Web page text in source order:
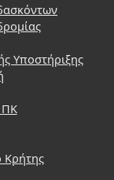
Υποστήριξης
ΠΚ
Κρήτης